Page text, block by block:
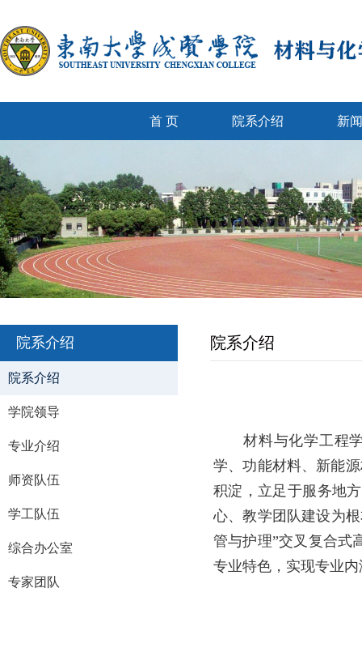
首 页 院系介绍 新
院系介绍
院系介绍
学院领导
专业介绍
师资队伍
学工队伍
综合办公室
专家团队
院系介绍
材料与化学工程
学、功能材料、新能
积淀，立足于服务地
心、教学团队建设为
管与护理”交叉复合式
专业特色，实现专业